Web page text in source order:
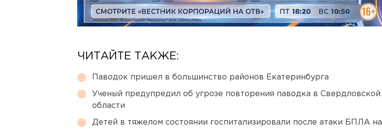
ЧИТАЙТЕ ТАКЖЕ:
Паводок пришел в большинство районов Екатеринбурга
Ученый предупредил об угрозе повторения паводка в Свердловской
области
Детей в тяжелом состоянии госпитализировали после атаки БПЛА на